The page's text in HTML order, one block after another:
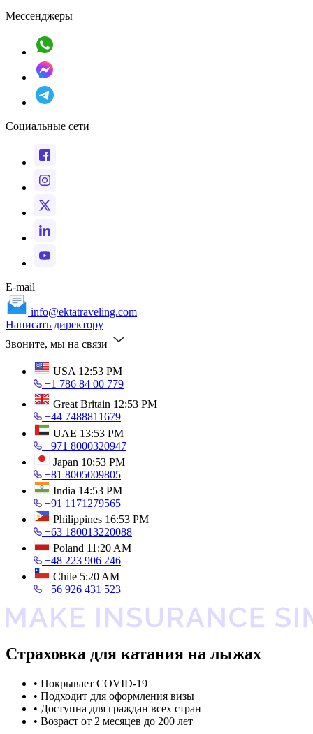
Мессенджеры
Социальные сети
E-mail
info@ektatraveling.com
Написать директору
Звоните, мы на связи
USA 12:53 PM
+1 786 84 00 779
Great Britain 12:53 PM
+44 7488811679
UAE 13:53 PM
+971 8000320947
Japan 10:53 PM
+81 8005009805
India 14:53 PM
+91 1171279565
Philippines 16:53 PM
+63 180013220088
Poland 11:20 AM
+48 223 906 246
Chile 5:20 AM
+56 926 431 523
Страховка для катания на лыжах
• Покрывает COVID-19
• Подходит для оформления визы
• Доступна для граждан всех стран
• Возраст от 2 месяцев до 200 лет